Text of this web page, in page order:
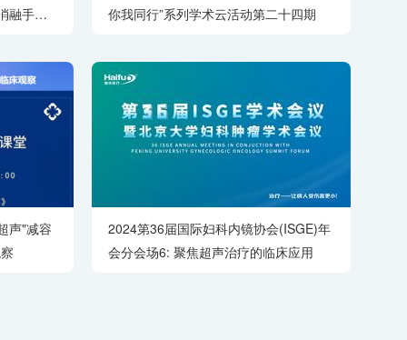
融手术
诊疗中
你我同行”系列学术云活动第二十四期
声"减容
2024第36届国际妇科内镜协会(ISGE)年
会分会场6: 聚焦超声治疗的临床应用